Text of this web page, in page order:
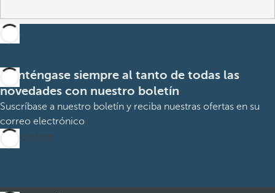
Manténgase siempre al tanto de todas las
novedades con nuestro boletín
Suscríbase a nuestro boletín y reciba nuestras ofertas en su
correo electrónico
Suscribirme